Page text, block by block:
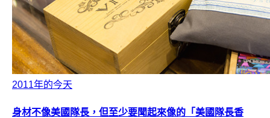
2011年的今天
身材不像美國隊長，但至少要聞起來像的「美國隊長香